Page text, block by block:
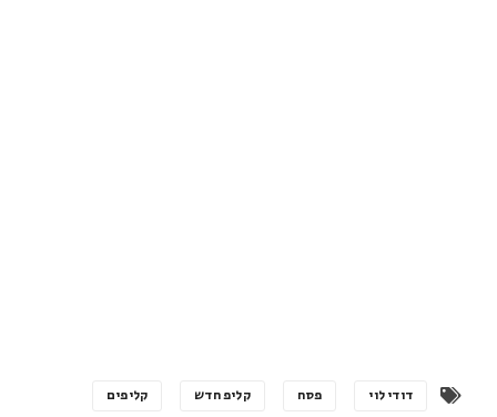
דודי לוי פסח קליפ חדש קליפים